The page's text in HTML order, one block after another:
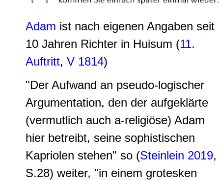
Adam ist nach eigenen Angaben seit
10 Jahren Richter in Huisum (11.
Auftritt, V 1814)
"Der Aufwand an pseudo-logischer
Argumentation, den der aufgeklärte
(vermutlich auch a-religiöse) Adam
hier betreibt, seine sophistischen
Kapriolen stehen" so (Steinlein 2019,
S.28) weiter, "in einem grotesken